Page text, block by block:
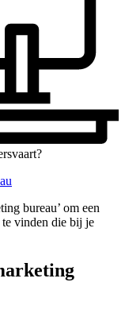
bureau’ om een
te vinden die bij je